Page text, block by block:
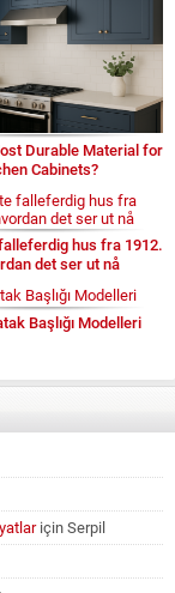
Durable Material for
Cabinets?
hus fra 1912.
det ser ut nå
Başlığı Modelleri
için Serpil